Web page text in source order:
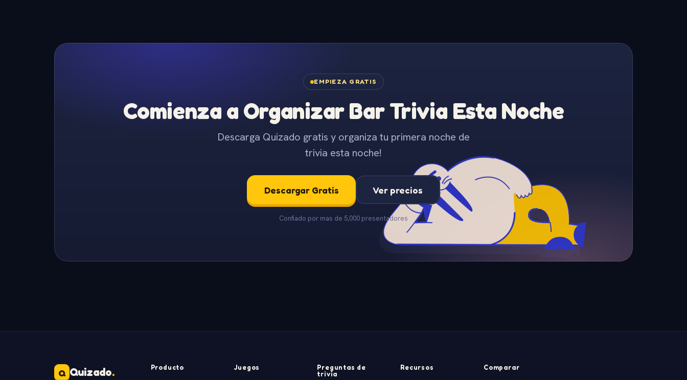
EMPIEZA GRATIS
Comienza a Organizar Bar Trivia Esta Noche
Descarga Quizado gratis y organiza tu primera noche de
trivia esta noche!
Descargar Gratis Ver precios
Confiado por mas de 5,000 presentadores
Q Quizado. Producto Juegos
Preguntas de
trivia
Recursos Comparar